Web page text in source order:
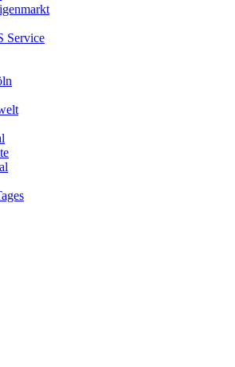
Service